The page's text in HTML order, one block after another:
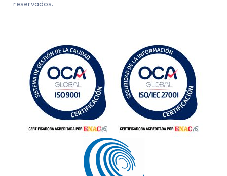
reservados.